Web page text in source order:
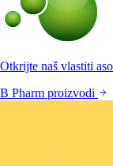
Otkrijte naš vlastiti
B Pharm proizvodi